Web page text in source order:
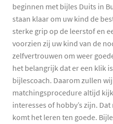
beginnen met bijles Duits in
staan klaar om uw kind de
sterke grip op de leerstof en
voorzien zij uw kind van de
zelfvertrouwen om weer
het belangrijk dat er een klik
bijlescoach. Daarom zullen
matchingsprocedure altijd
interesses of hobby’s zijn.
komt het leren ten goede.